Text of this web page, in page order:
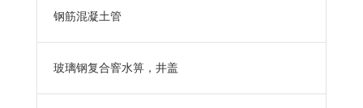
钢筋混凝土管
玻璃钢复合窨水箅，井盖